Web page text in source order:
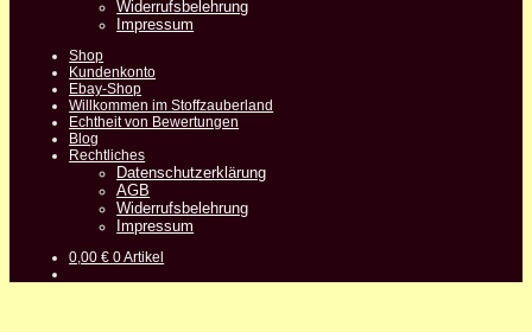
Widerrufsbelehrung
Impressum
Shop
Kundenkonto
Ebay-Shop
Willkommen im Stoffzauberland
Echtheit von Bewertungen
Blog
Rechtliches
Datenschutzerklärung
AGB
Widerrufsbelehrung
Impressum
0,00€ 0 Artikel